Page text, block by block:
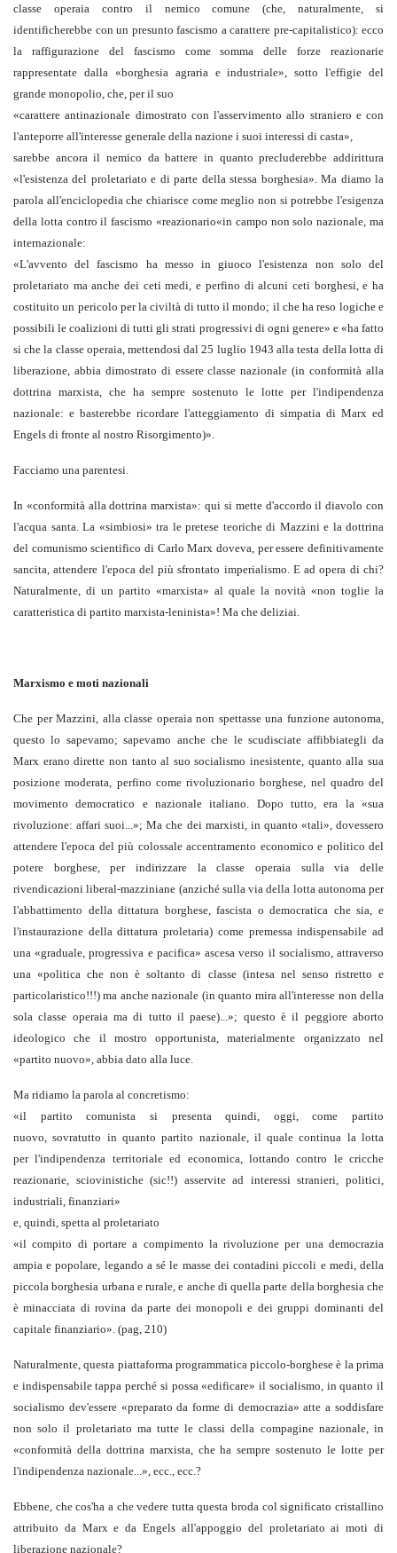
classe operaia contro il nemico comune (che, naturalmente, si
identificherebbe con un presunto fascismo a carattere pre-capitalistico): ecco
la raffigurazione del fascismo come somma delle forze reazionarie
rappresentate dalla «borghesia agraria e industriale», sotto l'effigie del
grande monopolio, che, per il suo
«carattere antinazionale dimostrato con l'asservimento allo straniero e con
l'anteporre all'interesse generale della nazione i suoi interessi di casta»,
sarebbe ancora il nemico da battere in quanto precluderebbe addirittura
«l'esistenza del proletariato e di parte della stessa borghesia». Ma diamo la
parola all'enciclopedia che chiarisce come meglio non si potrebbe l'esigenza
della lotta contro il fascismo «reazionario«in campo non solo nazionale, ma
internazionale:
«L'avvento del fascismo ha messo in giuoco l'esistenza non solo del
proletariato ma anche dei ceti medi, e perfino di alcuni ceti borghesi, e ha
costituito un pericolo per la civiltà di tutto il mondo; il che ha reso logiche e
possibili le coalizioni di tutti gli strati progressivi di ogni genere» e «ha fatto
si che la classe operaia, mettendosi dal 25 luglio 1943 alla testa della lotta di
liberazione, abbia dimostrato di essere classe nazionale (in conformità alla
dottrina marxista, che ha sempre sostenuto le lotte per l'indipendenza
nazionale: e basterebbe ricordare l'atteggiamento di simpatia di Marx ed
Engels di fronte al nostro Risorgimento)».
Facciamo una parentesi.
In «conformità alla dottrina marxista»: qui si mette d'accordo il diavolo con
l'acqua santa. La «simbiosi» tra le pretese teoriche di Mazzini e la dottrina
del comunismo scientifico di Carlo Marx doveva, per essere definitivamente
sancita, attendere l'epoca del più sfrontato imperialismo. E ad opera di chi?
Naturalmente, di un partito «marxista» al quale la novità «non toglie la
caratteristica di partito marxista-leninista»! Ma che deliziai.
Marxismo e moti nazionali
Che per Mazzini, alla classe operaia non spettasse una funzione autonoma,
questo lo sapevamo; sapevamo anche che le scudisciate affibbiategli da
Marx erano dirette non tanto al suo socialismo inesistente, quanto alla sua
posizione moderata, perfino come rivoluzionario borghese, nel quadro del
movimento democratico e nazionale italiano. Dopo tutto, era la «sua
rivoluzione: affari suoi...»; Ma che dei marxisti, in quanto «tali», dovessero
attendere l'epoca del più colossale accentramento economico e politico del
potere borghese, per indirizzare la classe operaia sulla via delle
rivendicazioni liberal-mazziniane (anziché sulla via della lotta autonoma per
l'abbattimento della dittatura borghese, fascista o democratica che sia, e
l'instaurazione della dittatura proletaria) come premessa indispensabile ad
una «graduale, progressiva e pacifica» ascesa verso il socialismo, attraverso
una «politica che non è soltanto di classe (intesa nel senso ristretto e
particolaristico!!!) ma anche nazionale (in quanto mira all'interesse non della
sola classe operaia ma di tutto il paese)...»; questo è il peggiore aborto
ideologico che il mostro opportunista, materialmente organizzato nel
«partito nuovo», abbia dato alla luce.
Ma ridiamo la parola al concretismo:
«il partito comunista si presenta quindi, oggi, come partito
nuovo, sovratutto in quanto partito nazionale, il quale continua la lotta
per l'indipendenza territoriale ed economica, lottando contro le cricche
reazionarie, sciovinistiche (sic!!) asservite ad interessi stranieri, politici,
industriali, finanziari»
e, quindi, spetta al proletariato
«il compito di portare a compimento la rivoluzione per una democrazia
ampia e popolare, legando a sé le masse dei contadini piccoli e medi, della
piccola borghesia urbana e rurale, e anche di quella parte della borghesia che
è minacciata di rovina da parte dei monopoli e dei gruppi dominanti del
capitale finanziario». (pag, 210)
Naturalmente, questa piattaforma programmatica piccolo-borghese è la prima
e indispensabile tappa perché si possa «edificare» il socialismo, in quanto il
socialismo dev'essere «preparato da forme di democrazia» atte a soddisfare
non solo il proletariato ma tutte le classi della compagine nazionale, in
«conformità della dottrina marxista, che ha sempre sostenuto le lotte per
l'indipendenza nazionale...», ecc., ecc.?
Ebbene, che cos'ha a che vedere tutta questa broda col significato cristallino
attribuito da Marx e da Engels all'appoggio del proletariato ai moti di
liberazione nazionale?